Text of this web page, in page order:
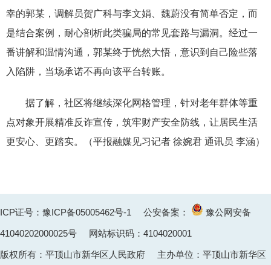
幸的郭某，调解员贺广科与李文娟、魏蔚没有简单否定，而
是结合案例，耐心剖析此类骗局的常见套路与漏洞。经过一
番讲解和温情沟通，郭某终于恍然大悟，意识到自己险些落
入陷阱，当场承诺不再向该平台转账。
据了解，社区将继续深化网格管理，针对老年群体等重
点对象开展精准反诈宣传，筑牢财产安全防线，让居民生活
更安心、更踏实。（平报融媒见习记者 徐婉君 通讯员 李涵）
ICP证号：豫ICP备05005462号-1 公安备案： 豫公网安备
41040202000025号 网站标识码：4104020001
版权所有：平顶山市新华区人民政府 主办单位：平顶山市新华区